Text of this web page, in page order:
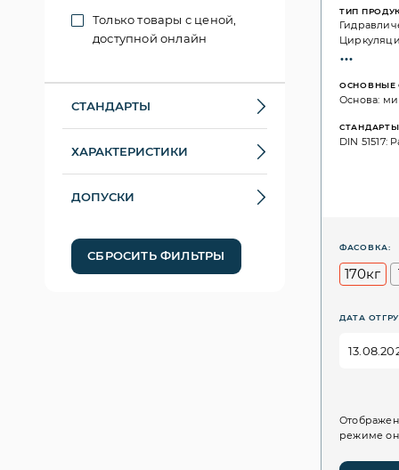
Только товары с ценой,
доступной онлайн
СТАНДАРТЫ
ХАРАКТЕРИСТИКИ
ДОПУСКИ
СБРОСИТЬ ФИЛЬТРЫ
ТИП
ОСНОВНЫЕ
Основа:
СТАНДАРТЫ
DIN 51517:
ФАСОВКА:
170кг
ДАТА
режиме